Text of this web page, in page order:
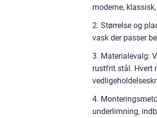
moderne,
2. Størrelse og
vask der passer
3. Materialevalg:
rustfrit stål. Hvert
4.
underlimning,